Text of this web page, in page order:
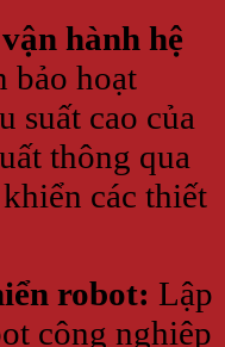
hành hệ
bảo hoạt
suất cao của
thông qua
các thiết
robot: Lập
công nghiệp